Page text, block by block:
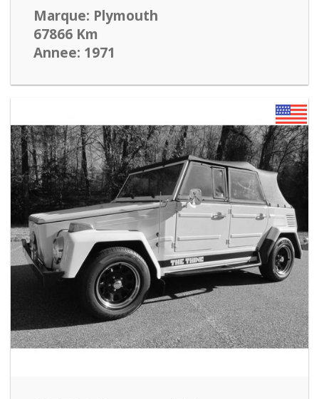
Marque: Plymouth
67866 Km
Annee: 1971